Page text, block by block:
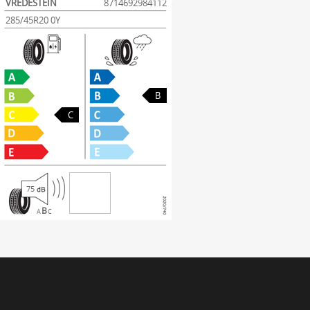
VREDESTEIN
8714692984112
285/45R20 0Y
C
B
75
ABC